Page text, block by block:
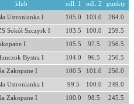
klub odl. 1 odl. 2 punkty
Ustronianka I 105.0 103.0 264.0
Sokół Szczyrk I 103.5 100.0 259.5
I 105.5 97.5 256.5
Bystra I 104.0 96.5 250.5
Zakopane I 100.5 101.0 250.0
Ustronianka I 99.5 100.0 249.0
Zakopane I 100.0 98.5 245.5